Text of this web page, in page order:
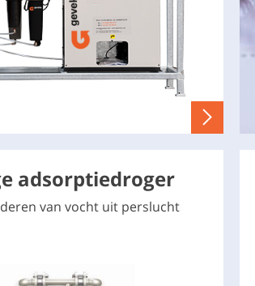
adsorptiedroger
van vocht uit perslucht